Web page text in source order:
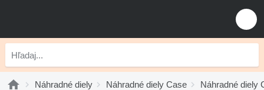
Náhradné diely Náhradné diely Case Náhradné diely